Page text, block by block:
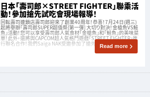
日本「壽司郎×STREET FIGHTER」聯乘活
動！參加搶先試吃會現場報導！
回転壽司連鎖店壽司郎迎來了創業40周年！恭喜！7月24日(週三)
起將舉辦「壽司郎SUPER超值祭[第一彈] 大切り對決！金槍魚VS鮭
魚」活動！您可以享受壽司郎人氣食材「金槍魚」和「鮭魚」的美味菜
單！此外，還將與CAPCOM超人氣格鬥遊戲「STREET FIGHTER」進
行聯名合作！我們Saiga NAK受邀參加了搶先試Read more